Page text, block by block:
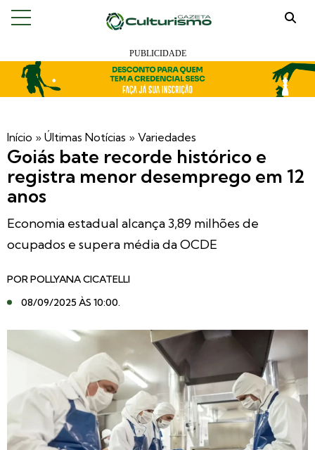
Início » Últimas Notícias » Variedades
Goiás bate recorde histórico e
registra menor desemprego em 12
anos
Economia estadual alcança 3,89 milhões de
ocupados e supera média da OCDE
PORPOLLYANA CICATELLI
08/09/2025 ÀS 10:00.